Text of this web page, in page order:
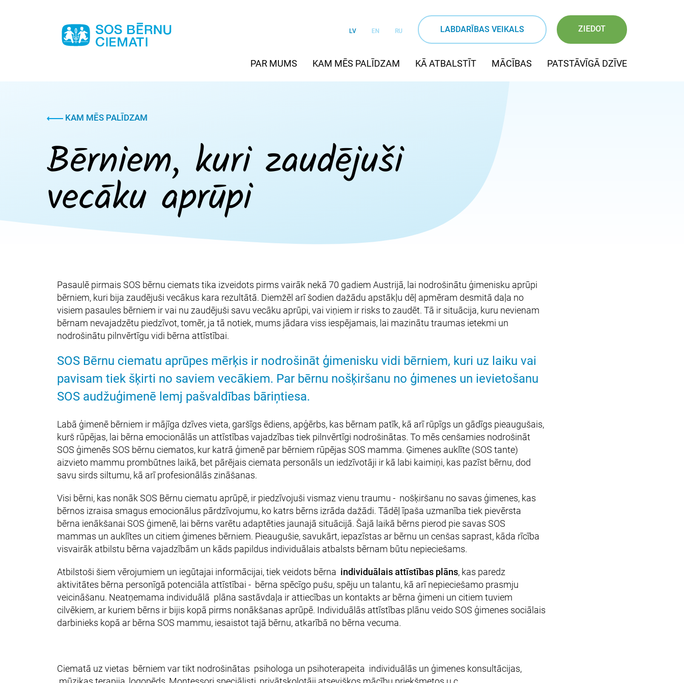
PAR MUMS KAM MĒS PALĪDZAM KĀ ATBALSTĪT MĀCĪBAS PATSTĀVĪGĀ DZĪVE
LV EN RU LABDARĪBAS VEIKALS ZIEDOT
KAM MĒS PALĪDZAM
Bērniem, kuri zaudējuši
vecāku aprūpi
Pasaulē pirmais SOS bērnu ciemats tika izveidots pirms vairāk nekā 70 gadiem Austrijā, lai nodrošinātu ģimenisku aprūpi
bērniem, kuri bija zaudējuši vecākus kara rezultātā. Diemžēl arī šodien dažādu apstākļu dēļ apmēram desmitā daļa no
visiem pasaules bērniem ir vai nu zaudējuši savu vecāku aprūpi, vai viņiem ir risks to zaudēt. Tā ir situācija, kuru nevienam
bērnam nevajadzētu piedzīvot, tomēr, ja tā notiek, mums jādara viss iespējamais, lai mazinātu traumas ietekmi un
nodrošinātu pilnvērtīgu vidi bērna attīstībai.
SOS Bērnu ciematu aprūpes mērķis ir nodrošināt ģimenisku vidi bērniem, kuri uz laiku vai
pavisam tiek šķirti no saviem vecākiem. Par bērnu nošķiršanu no ģimenes un ievietošanu
SOS audžuģimenē lemj pašvaldības bāriņtiesa.
Labā ģimenē bērniem ir mājīga dzīves vieta, garšīgs ēdiens, apģērbs, kas bērnam patīk, kā arī rūpīgs un gādīgs pieaugušais,
kurš rūpējas, lai bērna emocionālās un attīstības vajadzības tiek pilnvērtīgi nodrošinātas. To mēs cenšamies nodrošināt
SOS ģimenēs SOS bērnu ciematos, kur katrā ģimenē par bērniem rūpējas SOS mamma. Ģimenes auklīte (SOS tante)
aizvieto mammu prombūtnes laikā, bet pārējais ciemata personāls un iedzīvotāji ir kā labi kaimiņi, kas pazīst bērnu, dod
savu sirds siltumu, kā arī profesionālās zināšanas.
Visi bērni, kas nonāk SOS Bērnu ciematu aprūpē, ir piedzīvojuši vismaz vienu traumu - nošķiršanu no savas ģimenes, kas
bērnos izraisa smagus emocionālus pārdzīvojumu, ko katrs bērns izrāda dažādi. Tādēļ īpaša uzmanība tiek pievērsta
bērna ienākšanai SOS ģimenē, lai bērns varētu adaptēties jaunajā situācijā. Šajā laikā bērns pierod pie savas SOS
mammas un auklītes un citiem ģimenes bērniem. Pieaugušie, savukārt, iepazīstas ar bērnu un cenšas saprast, kāda rīcība
visvairāk atbilstu bērna vajadzībām un kāds papildus individuālais atbalsts bērnam būtu nepieciešams.
Atbilstoši šiem vērojumiem un iegūtajai informācijai, tiek veidots bērna individuālais attīstības plāns, kas paredz
aktivitātes bērna personīgā potenciāla attīstībai - bērna spēcīgo pušu, spēju un talantu, kā arī nepieciešamo prasmju
veicināšanu. Neatņemama individuālā plāna sastāvdaļa ir attiecības un kontakts ar bērna ģimeni un citiem tuviem
cilvēkiem, ar kuriem bērns ir bijis kopā pirms nonākšanas aprūpē. Individuālās attīstības plānu veido SOS ģimenes sociālais
darbinieks kopā ar bērna SOS mammu, iesaistot tajā bērnu, atkarībā no bērna vecuma.
Ciematā uz vietas bērniem var tikt nodrošinātas psihologa un psihoterapeita individuālās un ģimenes konsultācijas,